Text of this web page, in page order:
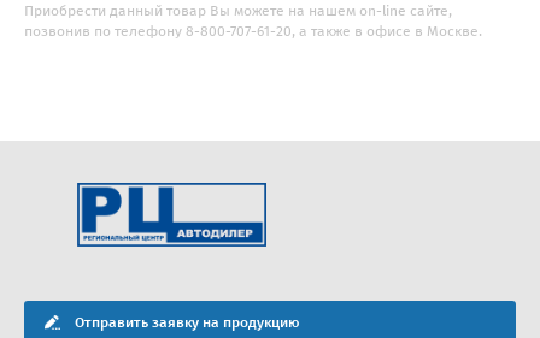
Приобрести данный товар Вы можете на нашем on-line сайте,
позвонив по телефону 8-800-707-61-20, а также в офисе в Москве.
Отправить заявку на продукцию